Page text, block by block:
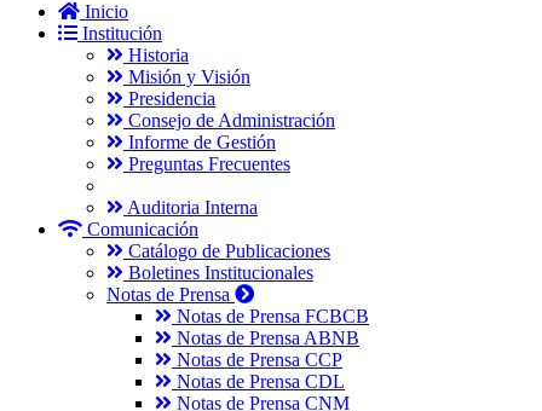
Inicio
Institución
Historia
Misión y Visión
Presidencia
Consejo de Administración
Informe de Gestión
Preguntas Frecuentes
Auditoria Interna
Comunicación
Catálogo de Publicaciones
Boletines Institucionales
Notas de Prensa
Notas de Prensa FCBCB
Notas de Prensa ABNB
Notas de Prensa CCP
Notas de Prensa CDL
Notas de Prensa CNM